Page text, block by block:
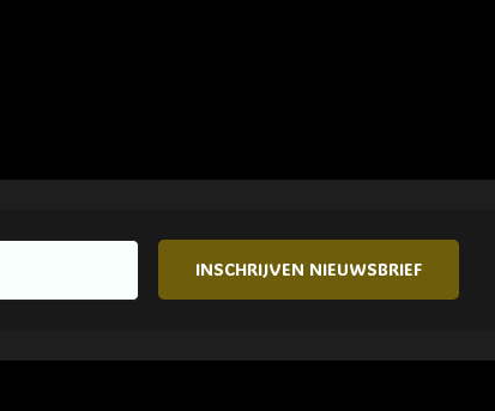
INSCHRIJVEN NIEUWSBRIEF